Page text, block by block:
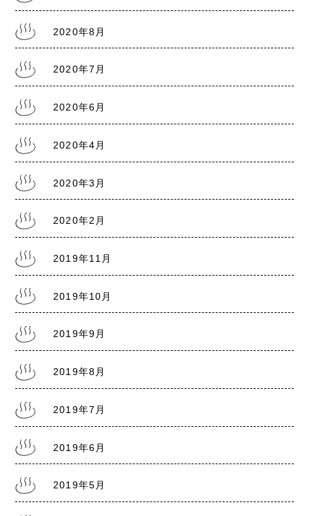
2020年8月
2020年7月
2020年6月
2020年4月
2020年3月
2020年2月
2019年11月
2019年10月
2019年9月
2019年8月
2019年7月
2019年6月
2019年5月